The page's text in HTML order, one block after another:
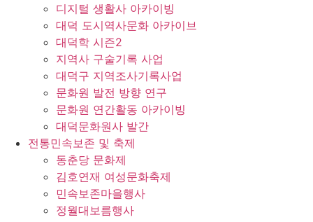
디지털 생활사 아카이빙
대덕 도시역사문화 아카이브
대덕학 시즌2
지역사 구술기록 사업
대덕구 지역조사기록사업
문화원 발전 방향 연구
문화원 연간활동 아카이빙
대덕문화원사 발간
전통민속보존 및 축제
동춘당 문화제
김호연재 여성문화축제
민속보존마을행사
정월대보름행사